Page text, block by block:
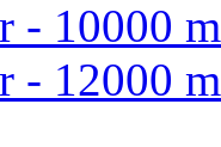
- 10000 m
- 12000 m